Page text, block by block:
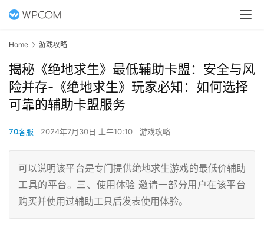
Home 游戏攻略
揭秘《绝地求生》最低辅助卡盟：安全与风
险并存-《绝地求生》玩家必知：如何选择
可靠的辅助卡盟服务
70客服 2024年7月30日 上午10:10 游戏攻略
可以说明该平台是专门提供绝地求生游戏的最低价辅助
工具的平台。三、使用体验 邀请一部分用户在该平台
购买并使用过辅助工具后发表使用体验。